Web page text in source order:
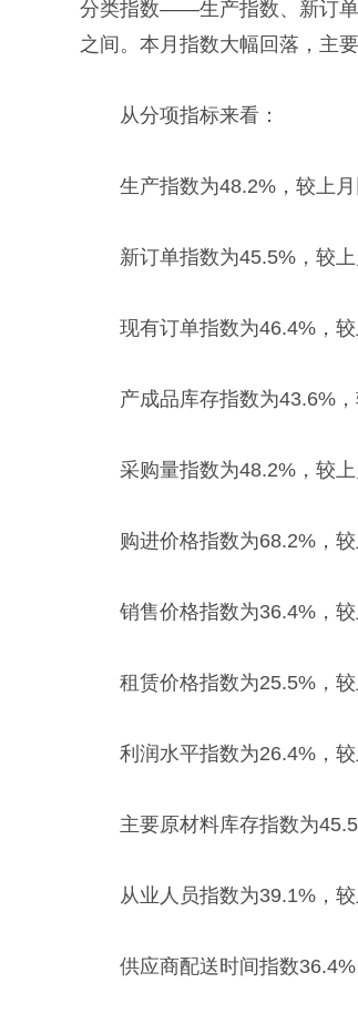
分类指数——生产指数、新订单
之间。本月指数大幅回落，主
从分项指标来看：
生产指数为48.2%，较上
新订单指数为45.5%，较
现有订单指数为46.4%，
产成品库存指数为43.6%
采购量指数为48.2%，较
购进价格指数为68.2%，
销售价格指数为36.4%，
租赁价格指数为25.5%，
利润水平指数为26.4%，
主要原材料库存指数为
从业人员指数为39.1%，
供应商配送时间指数